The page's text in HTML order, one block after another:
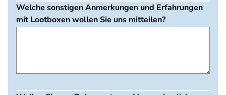
Welche sonstigen Anmerkungen und Erfahrungen
mit Lootboxen wollen Sie uns mitteilen?